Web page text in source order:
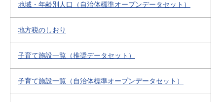
地域・年齢別人口（自治体標準オープンデータセット）
地方税のしおり
子育て施設一覧（推奨データセット）
子育て施設一覧（自治体標準オープンデータセット）